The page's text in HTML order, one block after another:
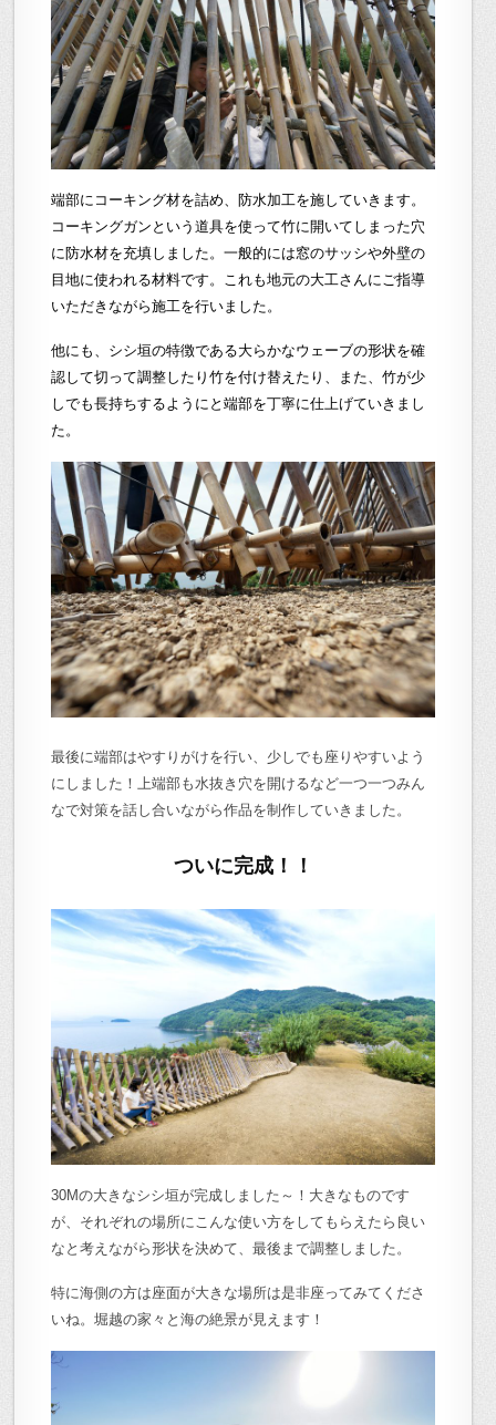
端部にコーキング材を詰め、防水加工を施していきます。
コーキングガンという道具を使って竹に開いてしまった穴
に防水材を充填しました。一般的には窓のサッシや外壁の
目地に使われる材料です。これも地元の大工さんにご指導
いただきながら施工を行いました。
他にも、シシ垣の特徴である大らかなウェーブの形状を確
認して切って調整したり竹を付け替えたり、また、竹が少
しでも長持ちするようにと端部を丁寧に仕上げていきまし
た。
最後に端部はやすりがけを行い、少しでも座りやすいよう
にしました！上端部も水抜き穴を開けるなど一つ一つみん
なで対策を話し合いながら作品を制作していきました。
ついに完成！！
30Mの大きなシシ垣が完成しました～！大きなものです
が、それぞれの場所にこんな使い方をしてもらえたら良い
なと考えながら形状を決めて、最後まで調整しました。
特に海側の方は座面が大きな場所は是非座ってみてくださ
いね。堀越の家々と海の絶景が見えます！